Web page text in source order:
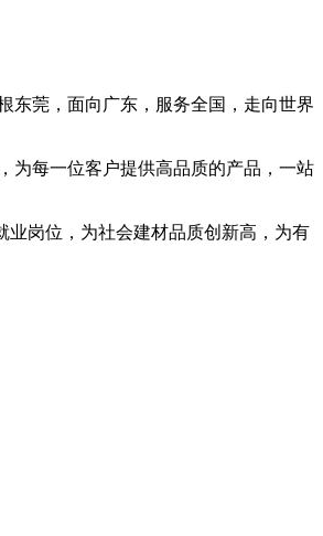
东莞，面向广东，服务全国，走向世界
为每一位客户提供高品质的产品，一站
业岗位，为社会建材品质创新高，为有